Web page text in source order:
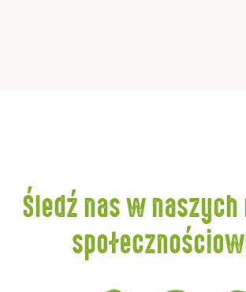
Śledź nas w naszych